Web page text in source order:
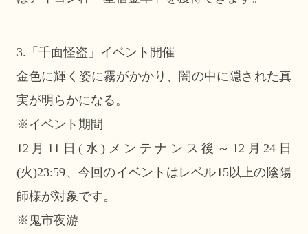
3.「千面怪盗」イベント開催
金色に輝く姿に霧がかかり、闇の中に隠された真
実が明らかになる。
※イベント期間
12月11日(水)メンテナンス後～12月24日
(火)23:59、今回のイベントはレベル15以上の陰陽
師様が対象です。
※鬼市夜游